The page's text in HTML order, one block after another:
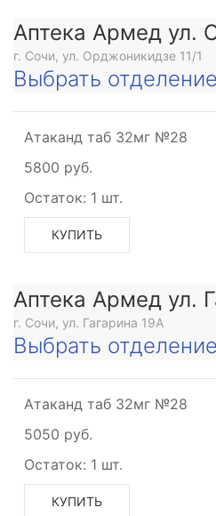
Аптека Армед ул.
г. Сочи, ул. Орджоникидзе 11/1
Выбрать отделение
Атаканд таб 32мг №28
5800 руб.
Остаток: 1 шт.
КУПИТЬ
Аптека Армед ул.
г. Сочи, ул. Гагарина 19А
Выбрать отделение
Атаканд таб 32мг №28
5050 руб.
Остаток: 1 шт.
КУПИТЬ